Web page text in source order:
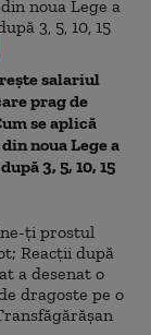
salariul
prag de
se aplică
noua Lege a
3, 5, 10, 15